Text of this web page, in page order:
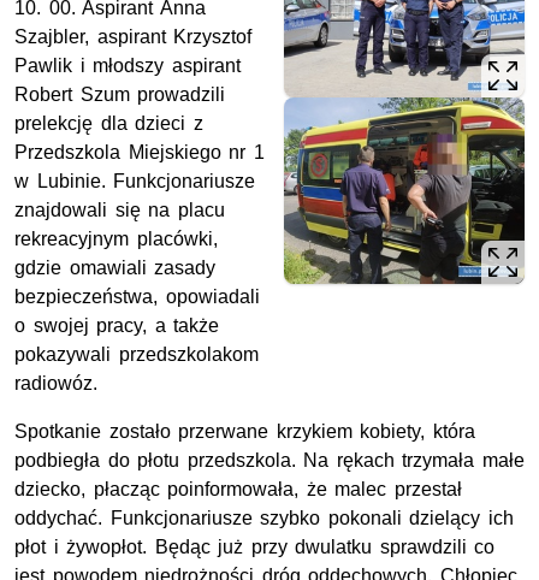
10. 00. Aspirant Anna
Szajbler, aspirant Krzysztof
Pawlik i młodszy aspirant
Robert Szum prowadzili
prelekcję dla dzieci z
Przedszkola Miejskiego nr 1
w Lubinie. Funkcjonariusze
znajdowali się na placu
rekreacyjnym placówki,
gdzie omawiali zasady
bezpieczeństwa, opowiadali
o swojej pracy, a także
pokazywali przedszkolakom
radiowóz.
Spotkanie zostało przerwane krzykiem kobiety, która
podbiegła do płotu przedszkola. Na rękach trzymała małe
dziecko, płacząc poinformowała, że malec przestał
oddychać. Funkcjonariusze szybko pokonali dzielący ich
płot i żywopłot. Będąc już przy dwulatku sprawdzili co